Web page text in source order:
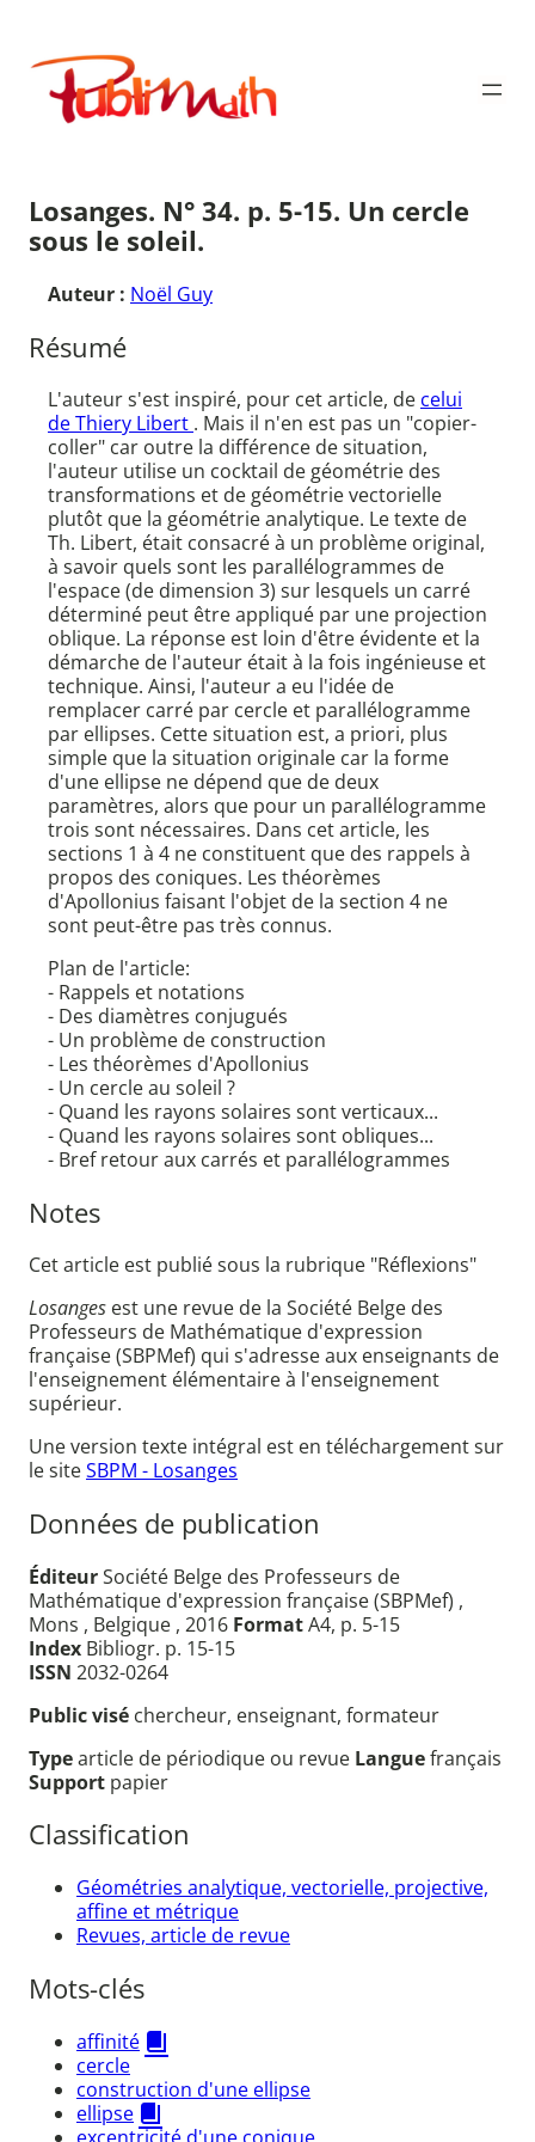
contenu
Publimath
Losanges. N° 34. p. 5-15. Un cercle
sous le soleil.
Auteur : Noël Guy
Résumé
L'auteur s'est inspiré, pour cet article, de celui
de Thiery Libert . Mais il n'en est pas un "copier-
coller" car outre la différence de situation,
l'auteur utilise un cocktail de géométrie des
transformations et de géométrie vectorielle
plutôt que la géométrie analytique. Le texte de
Th. Libert, était consacré à un problème original,
à savoir quels sont les parallélogrammes de
l'espace (de dimension 3) sur lesquels un carré
déterminé peut être appliqué par une projection
oblique. La réponse est loin d'être évidente et la
démarche de l'auteur était à la fois ingénieuse et
technique. Ainsi, l'auteur a eu l'idée de
remplacer carré par cercle et parallélogramme
par ellipses. Cette situation est, a priori, plus
simple que la situation originale car la forme
d'une ellipse ne dépend que de deux
paramètres, alors que pour un parallélogramme
trois sont nécessaires. Dans cet article, les
sections 1 à 4 ne constituent que des rappels à
propos des coniques. Les théorèmes
d'Apollonius faisant l'objet de la section 4 ne
sont peut-être pas très connus.
Plan de l'article:
- Rappels et notations
- Des diamètres conjugués
- Un problème de construction
- Les théorèmes d'Apollonius
- Un cercle au soleil ?
- Quand les rayons solaires sont verticaux...
- Quand les rayons solaires sont obliques...
- Bref retour aux carrés et parallélogrammes
Notes
Cet article est publié sous la rubrique "Réflexions"
Losanges est une revue de la Société Belge des
Professeurs de Mathématique d'expression
française (SBPMef) qui s'adresse aux enseignants de
l'enseignement élémentaire à l'enseignement
supérieur.
Une version texte intégral est en téléchargement sur
le siteSBPM - Losanges
Données de publication
ÉditeurSociété Belge des Professeurs de
Mathématique d'expression française (SBPMef) ,
Mons , Belgique , 2016 FormatA4, p. 5-15
Index Bibliogr. p. 15-15
ISSN 2032-0264
Public visé chercheur, enseignant, formateur
Typearticle de périodique ou revue Languefrançais
Support papier
Classification
Géométries analytique, vectorielle, projective,
affine et métrique
Revues, article de revue
Mots-clés
affinité
cercle
construction d'une ellipse
ellipse